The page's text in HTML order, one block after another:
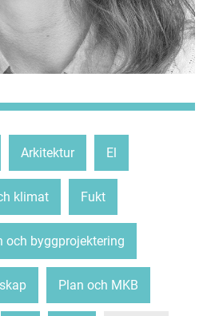
Arkitektur El
klimat Fukt
och byggprojektering
Plan och MKB